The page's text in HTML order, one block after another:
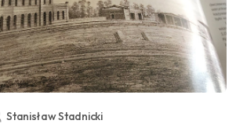
Stanisław Stadnicki